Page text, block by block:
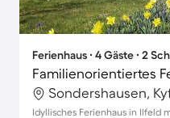
Ferienhaus ∙ 4 Gäste ∙ 2
Idyllisches Ferienhaus in Ilfeld